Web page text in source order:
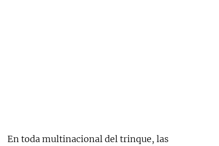
En toda multinacional del trinque, las